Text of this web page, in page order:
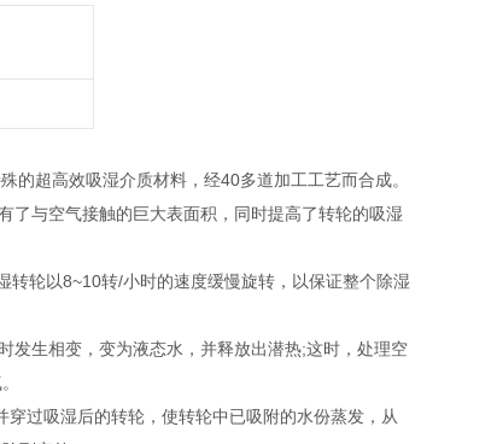
超高效吸湿介质材料，经40多道加工工艺而合成。
了与空气接触的巨大表面积，同时提高了转轮的吸湿
轮以8~10转/小时的速度缓慢旋转，以保证整个除湿
发生相变，变为液态水，并释放出潜热;这时，处理空
过吸湿后的转轮，使转轮中已吸附的水份蒸发，从